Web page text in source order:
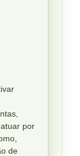
por
de